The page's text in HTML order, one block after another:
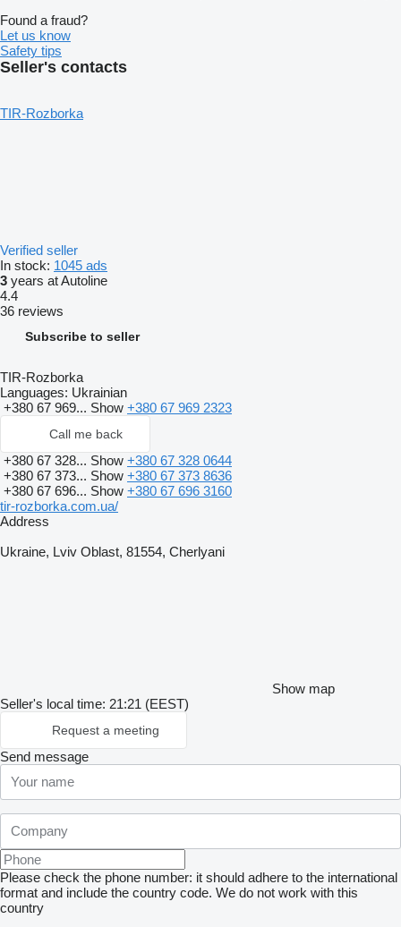
Found a fraud?
Let us know
Safety tips
Seller's contacts
TIR-Rozborka
Verified seller
In stock: 1045 ads
3 years at Autoline
4.4
36 reviews
Subscribe to seller
TIR-Rozborka
Languages: Ukrainian
+380 67 969... Show +380 67 969 2323
Call me back
+380 67 328... Show +380 67 328 0644
+380 67 373... Show +380 67 373 8636
+380 67 696... Show +380 67 696 3160
tir-rozborka.com.ua/
Address
Ukraine, Lviv Oblast, 81554, Cherlyani
Show map
Seller's local time: 21:21 (EEST)
Request a meeting
Send message
Please check the phone number: it should adhere to the international
format and include the country code. We do not work with this
country